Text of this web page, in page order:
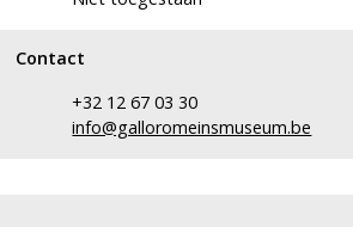
Contact
+32 12 67 03 30
info@galloromeinsmuseum.be